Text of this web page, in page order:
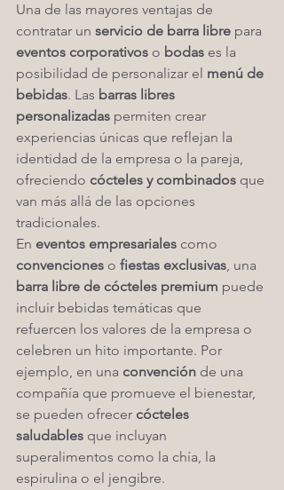
Una de las mayores ventajas de
contratar un servicio de barra libre para
eventos corporativos o bodas es la
posibilidad de personalizar el menú de
bebidas. Las barras libres
personalizadas permiten crear
experiencias únicas que reflejan la
identidad de la empresa o la pareja,
ofreciendo cócteles y combinados que
van más allá de las opciones
tradicionales.
En eventos empresariales como
convenciones o fiestas exclusivas, una
barra libre de cócteles premium puede
incluir bebidas temáticas que
refuercen los valores de la empresa o
celebren un hito importante. Por
ejemplo, en una convención de una
compañía que promueve el bienestar,
se pueden ofrecer cócteles
saludables que incluyan
superalimentos como la chía, la
espirulina o el jengibre.